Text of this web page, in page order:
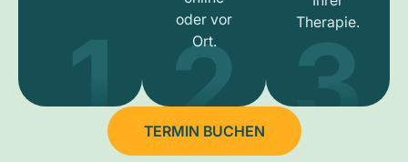
1
oder vor
Ort.
2
Therapie.
3
TERMIN BUCHEN